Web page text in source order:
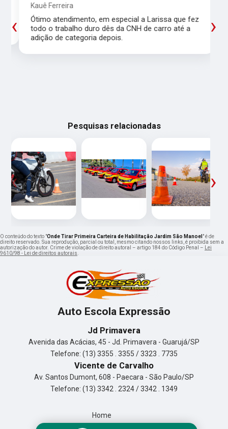
Kauê Ferreira
Ótimo atendimento, em especial a Larissa que fez
todo o trabalho duro dês da CNH de carro até a
adição de categoria depois.
‹ ›
Pesquisas relacionadas
‹ ›
O conteúdo do texto "Onde Tirar Primeira Carteira de Habilitação Jardim São Manoel " é de
direito reservado. Sua reprodução, parcial ou total, mesmo citando nossos links, é proibida sem a
autorização do autor. Crime de violação de direito autoral – artigo 184 do Código Penal –
Lei
9610/98 - Lei de direitos autorais
Auto Escola Expressão
Jd Primavera
Avenida das Acácias, 45 - Jd. Primavera - Guarujá/SP
Telefone: (13) 3355 . 3355 / 3323 . 7735
Vicente de Carvalho
Av. Santos Dumont, 608 - Paecara - São Paulo/SP
Telefone: (13) 3342 . 2324 / 3342 . 1349
Home